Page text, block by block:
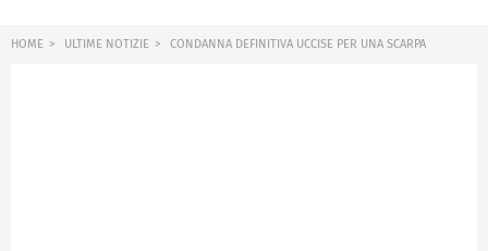
HOME ULTIME NOTIZIE CONDANNA DEFINITIVA UCCISE PER UNA SCARPA